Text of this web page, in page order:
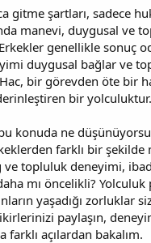
gitme şartları, sadece
manevi, duygusal ve
genellikle sonuç
duygusal bağlar ve
bir görevden öte bir
bir yolculuktur.
konuda ne
farklı bir şekilde
ve topluluk deneyimi,
mı öncelikli? Yolculuk
yaşadığı zorluklar
paylaşın,
açılardan bakalım.